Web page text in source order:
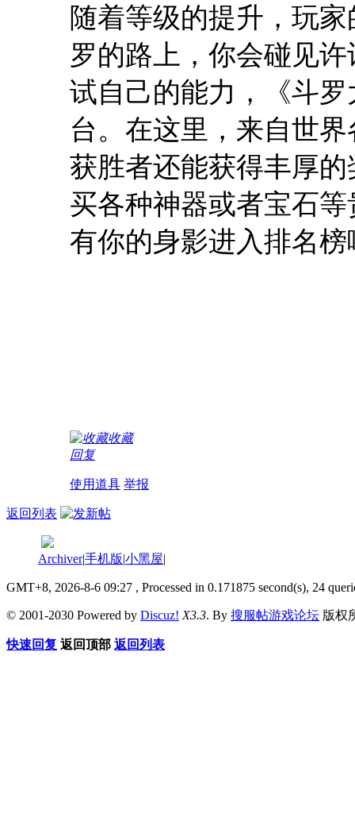
随着等级的提升，玩
罗的路上，你会碰见
试自己的能力，《斗
台。在这里，来自世
获胜者还能获得丰厚
买各种神器或者宝石
有你的身影进入排名榜
收藏
回复
使用道具 举报
返回列表
Archiver|手机版|小黑屋|
GMT+8, 2026-8-6 09:27 , Processed in 0.171875 second(s), 24
© 2001-2030 Powered by Discuz! X3.3. By 搜服帖游戏论坛 版权
快速回复 返回顶部 返回列表